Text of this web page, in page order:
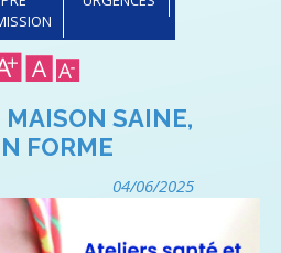
SAINE,
FORME
04/06/2025